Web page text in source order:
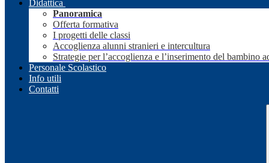
Didattica
Panoramica
Offerta formativa
I progetti delle classi
Accoglienza alunni stranieri e intercultura
Strategie per l’accoglienza e l’inserimento del bambino
Personale Scolastico
Info utili
Contatti